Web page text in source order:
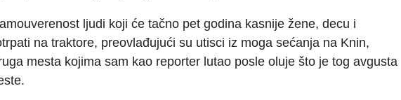
ljudi koji će tačno pet godina kasnije žene, decu i
na traktore, preovlađujući su utisci iz moga sećanja na Knin,
mesta kojima sam kao reporter lutao posle oluje što je tog avgusta